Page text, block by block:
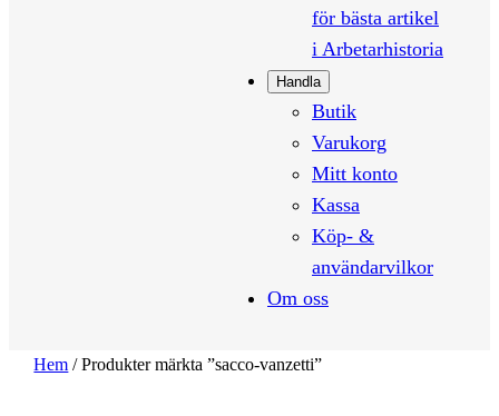
för bästa artikel
i Arbetarhistoria
Handla
Butik
Varukorg
Mitt konto
Kassa
Köp- &
användarvilkor
Om oss
Hem / Produkter märkta ”sacco-vanzetti”